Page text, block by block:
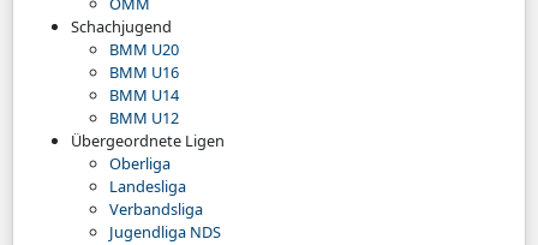
Schachjugend
BMM U20
BMM U16
BMM U14
BMM U12
Übergeordnete Ligen
Oberliga
Landesliga
Verbandsliga
Jugendliga NDS